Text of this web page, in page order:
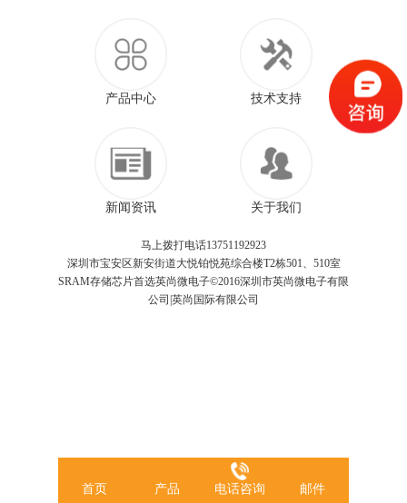
产品中心 技术支持
新闻资讯 关于我们
马上拨打电话13751192923
深圳市宝安区新安街道大悦铂悦苑综合楼T2栋501、510室
SRAM存储芯片首选英尚微电子©2016深圳市英尚微电子有限
公司|英尚国际有限公司
首页 产品 电话咨询 邮件